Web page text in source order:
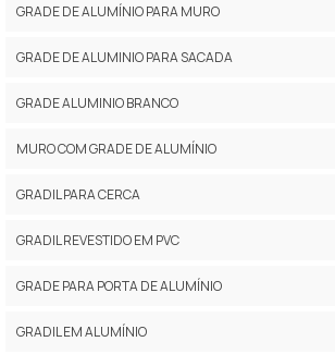
GRADE DE ALUMÍNIO PARA MURO
GRADE DE ALUMINIO PARA SACADA
GRADE ALUMINIO BRANCO
MURO COM GRADE DE ALUMÍNIO
GRADIL PARA CERCA
GRADIL REVESTIDO EM PVC
GRADE PARA PORTA DE ALUMÍNIO
GRADIL EM ALUMÍNIO